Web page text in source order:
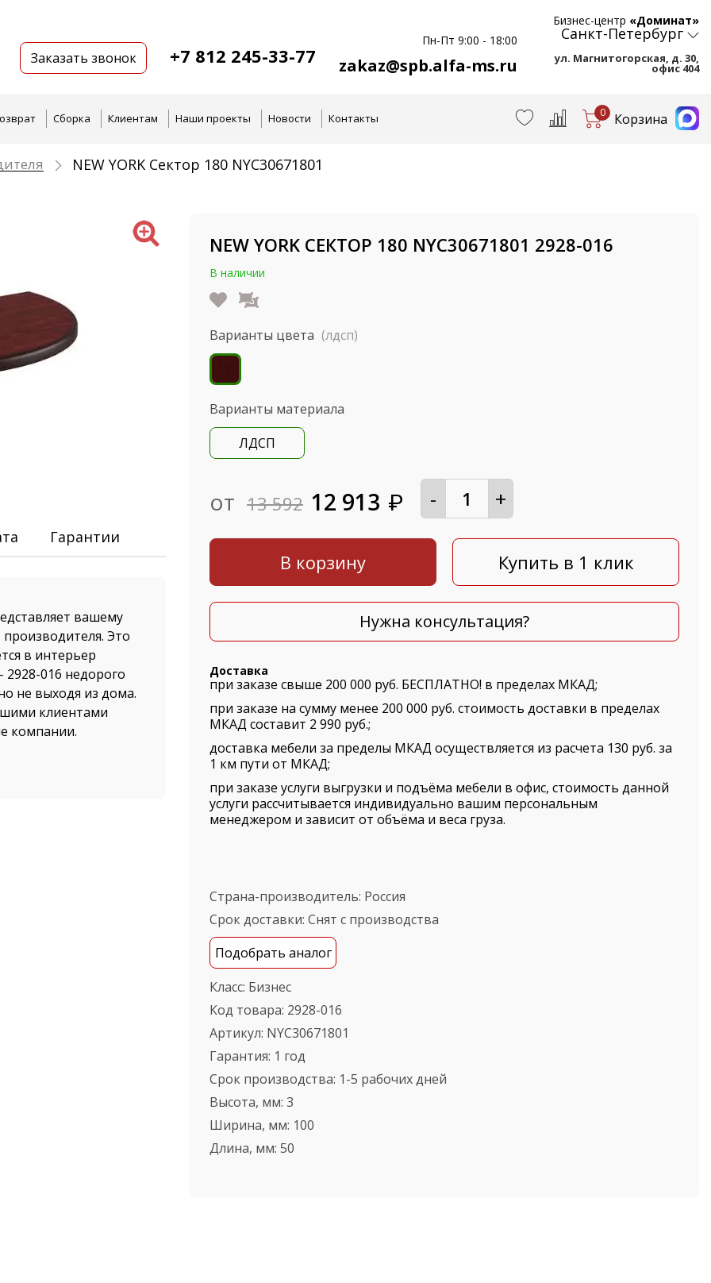
Заказать звонок +7 812 245-33-77
Пн-Пт 9:00 - 18:00
zakaz@spb.alfa-ms.ru
Бизнес-центр «Доминат»
Санкт-Петербург
ул. Магнитогорская, д. 30,
офис 404
Сборка Клиентам Наши проекты Новости Контакты 0 Корзина
NEW YORK Сектор 180 NYC30671801
Гарантии
вашему
производителя. Это
в интерьер
2928-016 недорого
не выходя из дома.
клиентами
компании.
от нашего
NEW YORK СЕКТОР 180 NYC30671801 2928-016
В наличии
Варианты цвета (лдсп)
Варианты материала
ЛДСП
от 13 592 12 913 ₽ - +
В корзину Купить в 1 клик
Нужна консультация?
Доставка
при заказе свыше 200 000 руб. БЕСПЛАТНО! в пределах МКАД;
при заказе на сумму менее 200 000 руб. стоимость доставки в пределах
МКАД составит 2 990 руб.;
доставка мебели за пределы МКАД осуществляется из расчета 130 руб. за
1 км пути от МКАД;
при заказе услуги выгрузки и подъёма мебели в офис, стоимость данной
услуги рассчитывается индивидуально вашим персональным
менеджером и зависит от объёма и веса груза.
Страна-производитель: Россия
Срок доставки: Снят с производства
Подобрать аналог
Класс: Бизнес
Код товара: 2928-016
Артикул: NYC30671801
Гарантия: 1 год
Срок производства: 1-5 рабочих дней
Высота, мм: 3
Ширина, мм: 100
Длина, мм: 50